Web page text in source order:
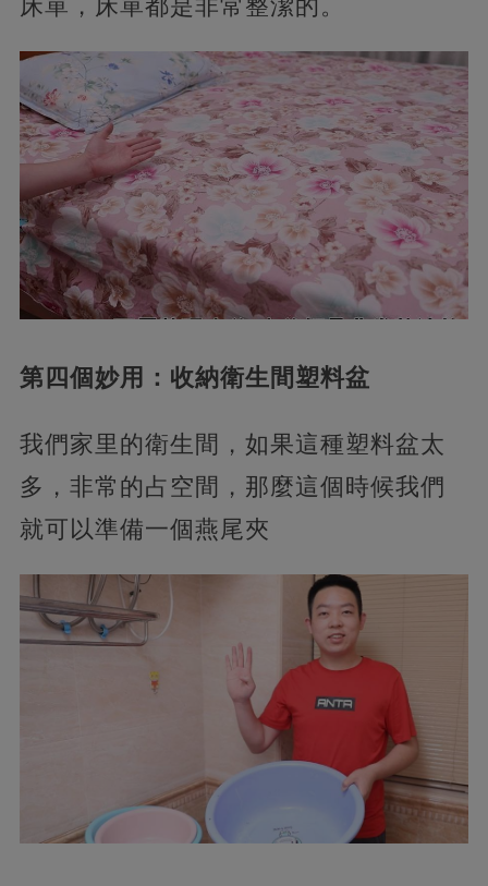
床單，床單都是非常整潔的。
第四個妙用：收納衛生間塑料盆
我們家里的衛生間，如果這種塑料盆太
多，非常的占空間，那麼這個時候我們
就可以準備一個燕尾夾